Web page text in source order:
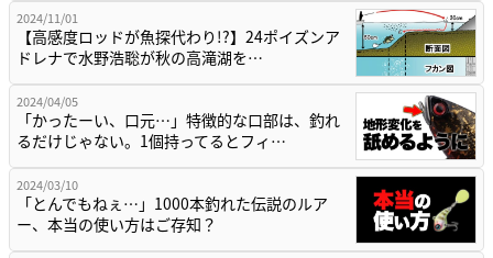
2024/11/01
【高感度ロッドが魚探代わり!?】24ポイズンア
ドレナで水野浩聡が秋の高滝湖を…
2024/04/05
「かったーい、口元…」特徴的な口部は、釣れ
るだけじゃない。1個持ってるとフィ…
2024/03/10
「とんでもねぇ…」1000本釣れた伝説のルア
ー、本当の使い方はご存知？